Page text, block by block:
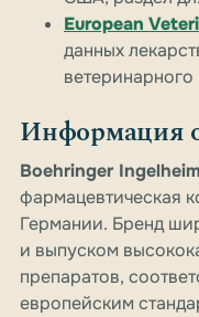
European
данных
Информация
Boehringer Ingelheim
фармацевтическая
Германии. Бренд
и выпуском
препаратов,
европейским